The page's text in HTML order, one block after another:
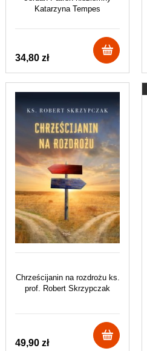
Katarzyna Tempes
34,80 zł
Chrześcijanin na rozdrożu ks.
prof. Robert Skrzypczak
49,90 zł